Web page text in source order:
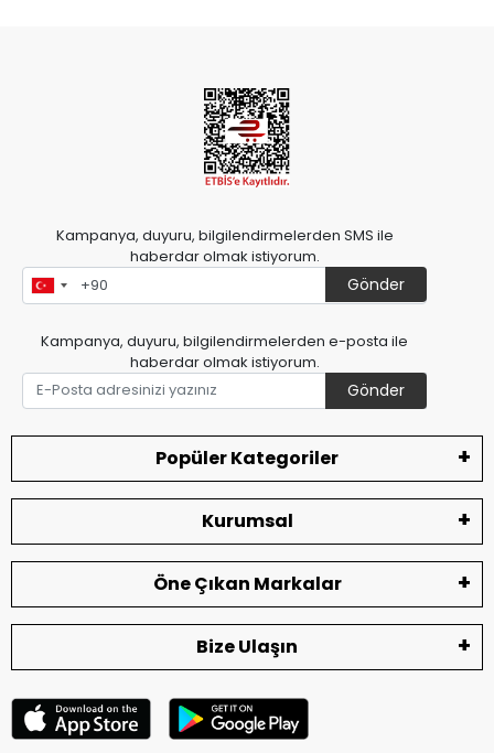
Kampanya, duyuru, bilgilendirmelerden SMS ile
haberdar olmak istiyorum.
Gönder
Kampanya, duyuru, bilgilendirmelerden e-posta ile
haberdar olmak istiyorum.
Gönder
Popüler Kategoriler
Kurumsal
Öne Çıkan Markalar
Bize Ulaşın